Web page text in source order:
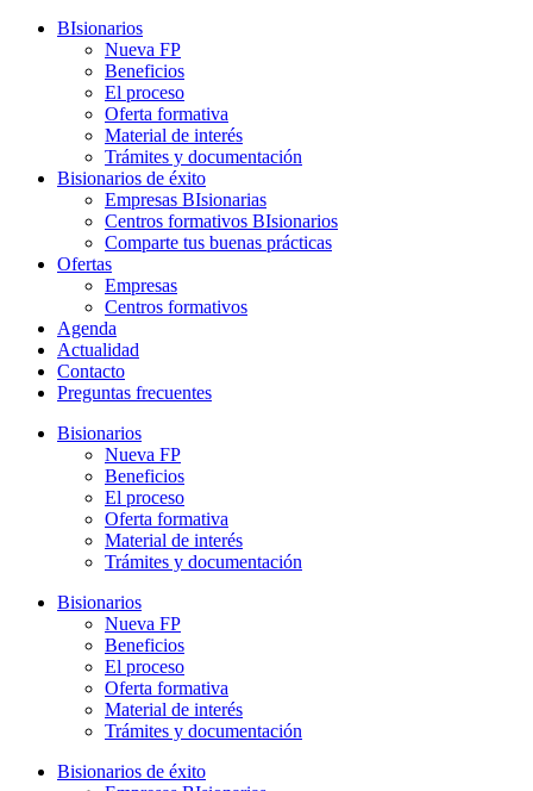
BIsionarios
Nueva FP
Beneficios
El proceso
Oferta formativa
Material de interés
Trámites y documentación
Bisionarios de éxito
Empresas BIsionarias
Centros formativos BIsionarios
Comparte tus buenas prácticas
Ofertas
Empresas
Centros formativos
Agenda
Actualidad
Contacto
Preguntas frecuentes
Bisionarios
Nueva FP
Beneficios
El proceso
Oferta formativa
Material de interés
Trámites y documentación
Bisionarios
Nueva FP
Beneficios
El proceso
Oferta formativa
Material de interés
Trámites y documentación
Bisionarios de éxito